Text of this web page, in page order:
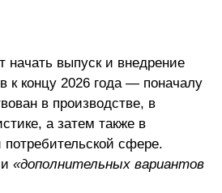
начать выпуск и внедрение
к концу 2026 года — поначалу
в производстве, в
а затем также в
сфере.
«дополнительных вариантов